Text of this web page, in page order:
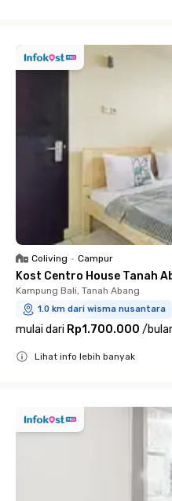
Coliving • Campur
Kost Centro House Tanah
Kampung Bali, Tanah Abang
1.0 km dari wisma nusantara
mulai dari Rp1.700.000 /
Lihat info lebih banyak